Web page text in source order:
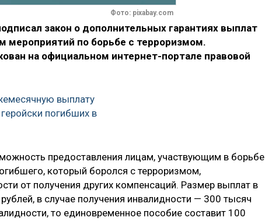
Фото: pixabay.com
закон о дополнительных гарантиях выплат
мероприятий по борьбе с терроризмом.
на официальном интернет-портале правовой
выплату
погибших в
предоставления лицам, участвующим в борьбе
который боролся с терроризмом,
от получения других компенсаций. Размер выплат в
в случае получения инвалидности — 300 тысяч
то единовременное пособие составит 100